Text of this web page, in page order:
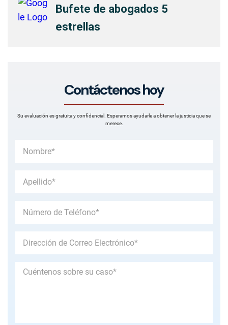
Bufete de abogados 5
estrellas
Contáctenos hoy
Su evaluación es gratuita y confidencial. Esperamos ayudarle a obtener la justicia que se
merece.